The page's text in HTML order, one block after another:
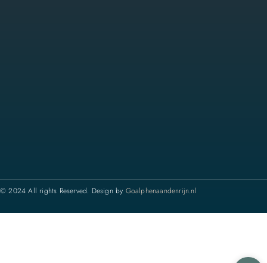
© 2024 All rights Reserved. Design by Goalphenaandenrijn.nl